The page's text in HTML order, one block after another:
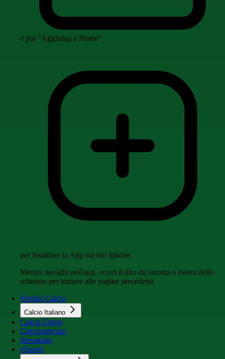
e poi "Aggiungi a Home"
per installare la App sul tuo Iphone.
Mentre navighi nell'app, scorri il dito da sinistra a destra dello
schermo per tornare alle pagine precedenti
Notizie Calcio
Calcio Italiano
Calcio Estero
Calciomercato
Streaming
eSports